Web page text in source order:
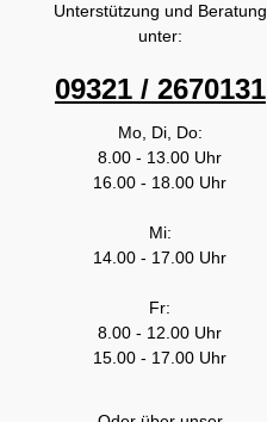
Unterstützung und Beratung
unter:
09321 / 2670131
Mo, Di, Do:
8.00 - 13.00 Uhr
16.00 - 18.00 Uhr
Mi:
14.00 - 17.00 Uhr
Fr:
8.00 - 12.00 Uhr
15.00 - 17.00 Uhr